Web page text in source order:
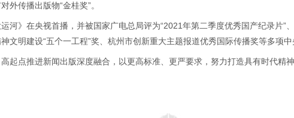
外传播出版物“金桂奖”。
河》在央视首播，并被国家广电总局评为“2021年第二季度优秀国产纪录片”
文明建设“五个一工程”奖、杭州市创新重大主题报道优秀国际传播奖等多项中
起点推进新闻出版深度融合，以更高标准、更严要求，努力打造具有时代精